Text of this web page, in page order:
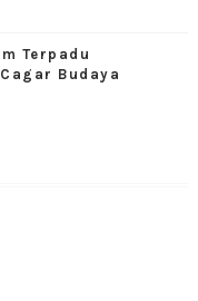
Terpadu
Budaya